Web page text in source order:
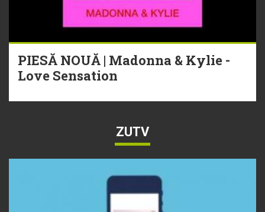
PIESĂ NOUĂ | Madonna & Kylie -
Love Sensation
ZUTV